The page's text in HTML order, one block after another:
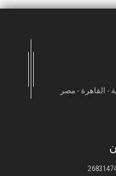
- القاهرة - مصر